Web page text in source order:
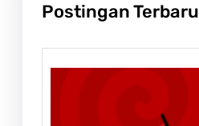
Postingan Terbaru